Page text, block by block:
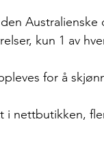
Australienske
kun 1 av
for å
i nettbutikken,